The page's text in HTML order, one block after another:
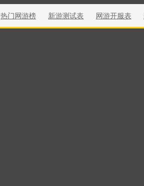
热门网游榜 新游测试表 网游开服表